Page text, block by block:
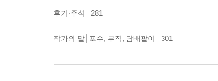
후기·주석 _281
작가의 말│포수, 무직, 담배팔이 _301